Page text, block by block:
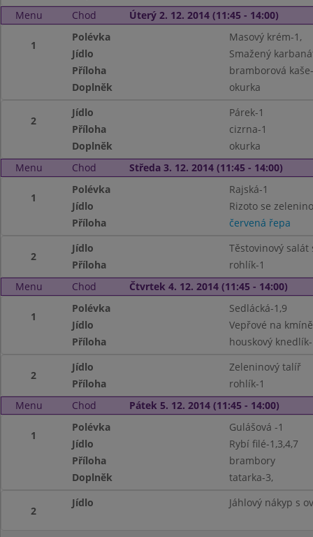
Menu
Chod Úterý 2. 12. 2014 (11:45 - 14:00)
1
Polévka
Masový krém-1,
Jídlo
Smažený
Příloha
bramborová
Doplněk
okurka
2
Jídlo
Párek-1
Příloha
cizrna-1
Doplněk
okurka
Menu
Chod Středa 3. 12. 2014 (11:45 - 14:00)
1
Polévka
Rajská-1
Jídlo
Rizoto se
Příloha
červená řepa
2
Jídlo
Těstovinový salát
Příloha
rohlík-1
Menu
Chod Čtvrtek 4. 12. 2014 (11:45 - 14:00)
1
Polévka
Sedlácká-1,9
Jídlo
Vepřové na
Příloha
houskový knedlík-
2
Jídlo
Zeleninový talíř
Příloha
rohlík-1
Menu
Chod Pátek 5. 12. 2014 (11:45 - 14:00)
1
Polévka
Gulášová -1
Jídlo
Rybí filé-1,3,4,7
Příloha
brambory
Doplněk
tatarka-3,
2
Jídlo Jáhlový nákyp s